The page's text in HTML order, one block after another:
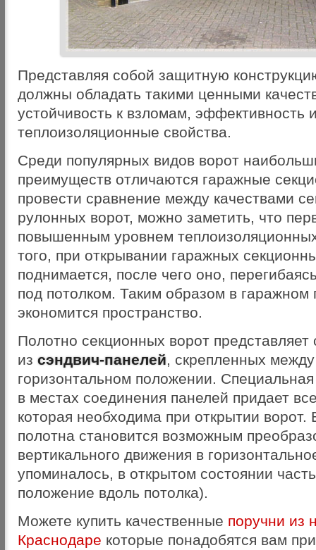
Представляя собой защитную
должны обладать такими ценными
устойчивость к взломам, эффективность
теплоизоляционные свойства.
Среди популярных видов ворот
преимуществ отличаются гаражные
провести сравнение между качествами
рулонных ворот, можно заметить, что
повышенным уровнем
того, при открывании гаражных
поднимается, после чего оно,
под потолком. Таким образом в
экономится пространство.
Полотно секционных ворот
из сэндвич-панелей, скрепленных
горизонтальном положении. Специальная
в местах соединения панелей придает
которая необходима при открытии ворот.
полотна становится возможным
вертикального движения в
упоминалось, в открытом состоянии
положение вдоль потолка).
Можете купить качественные поручни из
Краснодаре которые понадобятся вам